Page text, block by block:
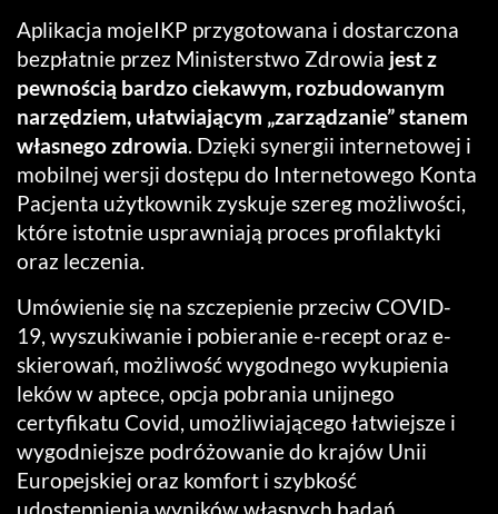
Aplikacja mojeIKP przygotowana i dostarczona
bezpłatnie przez Ministerstwo Zdrowia jest z
pewnością bardzo ciekawym, rozbudowanym
narzędziem, ułatwiającym „zarządzanie” stanem
własnego zdrowia. Dzięki synergii internetowej i
mobilnej wersji dostępu do Internetowego Konta
Pacjenta użytkownik zyskuje szereg możliwości,
które istotnie usprawniają proces profilaktyki
oraz leczenia.
Umówienie się na szczepienie przeciw COVID-
19, wyszukiwanie i pobieranie e-recept oraz e-
skierowań, możliwość wygodnego wykupienia
leków w aptece, opcja pobrania unijnego
certyfikatu Covid, umożliwiającego łatwiejsze i
wygodniejsze podróżowanie do krajów Unii
Europejskiej oraz komfort i szybkość
udostępnienia wyników własnych badań